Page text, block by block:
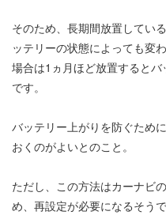
そのため、長期間放置してい
ッテリーの状態によっても変
場合は1ヵ月ほど放置すると
です。
バッテリー上がりを防ぐため
おくのがよいとのこと。
ただし、この方法はカーナビ
め、再設定が必要になるそうで